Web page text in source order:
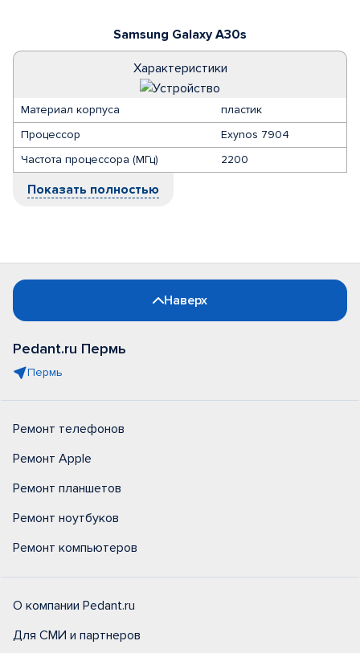
Samsung Galaxy A30s
Характеристики
Материал корпуса
пластик
Процессор
Exynos 7904
Частота процессора (МГц)
2200
Показать полностью
Наверх
Pedant.ru Пермь
Пермь
Ремонт телефонов
Ремонт Apple
Ремонт планшетов
Ремонт ноутбуков
Ремонт компьютеров
О компании Pedant.ru
Для СМИ и партнеров